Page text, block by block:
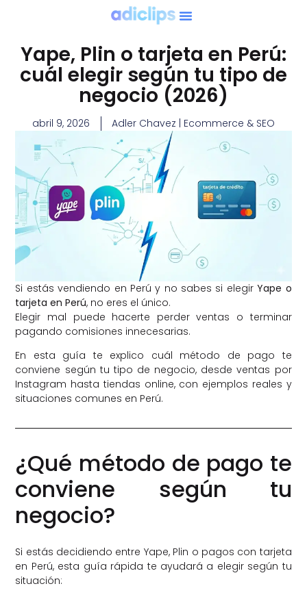
Yape, Plin o tarjeta en Perú:
cuál elegir según tu tipo de
negocio (2026)
abril 9, 2026 Adler Chavez | Ecommerce & SEO
Si estás vendiendo en Perú y no sabes si elegirYape o
tarjeta en Perú, no eres el único.
Elegir mal puede hacerte perder ventas o terminar
pagando comisiones innecesarias.
En esta guía te explico cuál método de pago te
conviene según tu tipo de negocio, desde ventas por
Instagram hasta tiendas online, con ejemplos reales y
situaciones comunes en Perú.
¿Qué método de pago te
conviene según tu
negocio?
Si estás decidiendo entre Yape, Plin o pagos con tarjeta
en Perú, esta guía rápida te ayudará a elegir según tu
situación: